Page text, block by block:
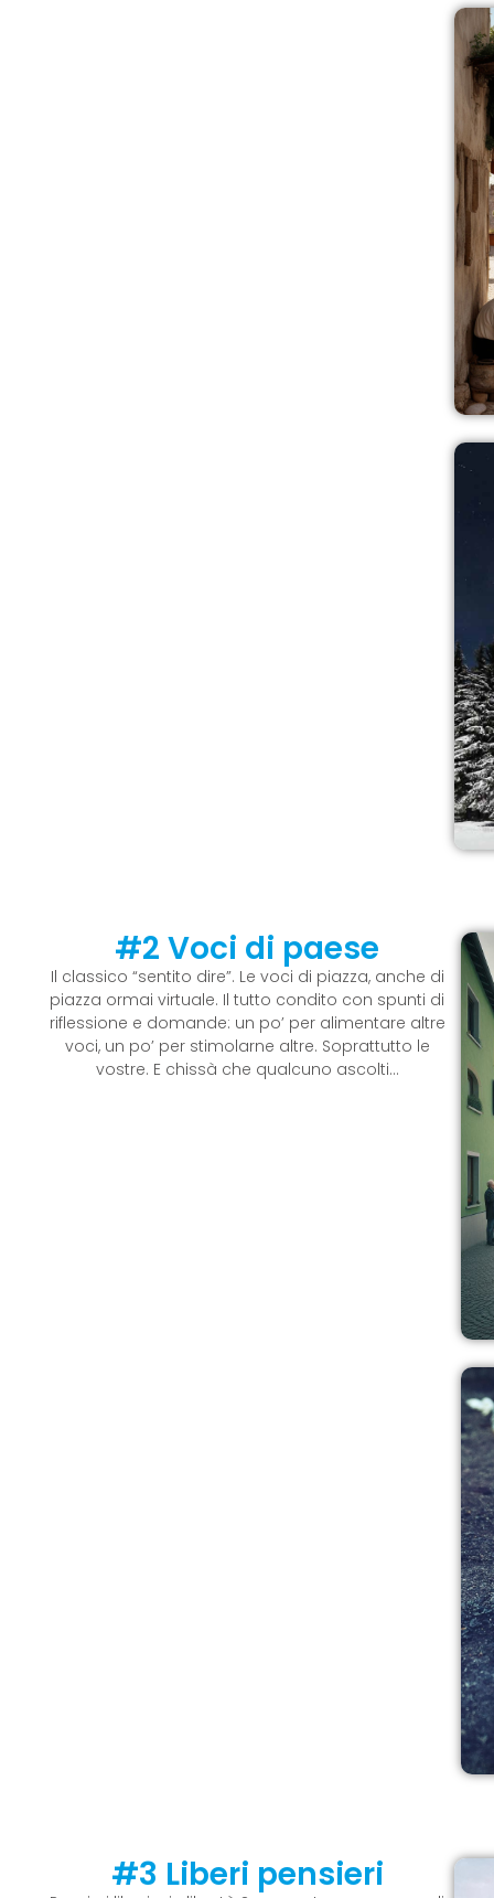
#2 Voci di paese
Il classico “sentito dire”. Le voci di piazza, anche di
piazza ormai virtuale. Il tutto condito con spunti di
riflessione e domande: un po’ per alimentare altre
voci, un po’ per stimolarne altre. Soprattutto le
vostre. E chissà che qualcuno ascolti…
#3 Liberi pensieri